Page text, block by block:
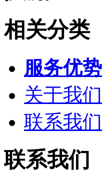
相关分类
服务优势
关于我们
联系我们
联系我们